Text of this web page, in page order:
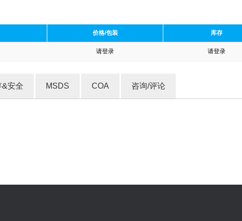
价格/包装 库存
请登录 请登录
&安全 MSDS COA 咨询/评论